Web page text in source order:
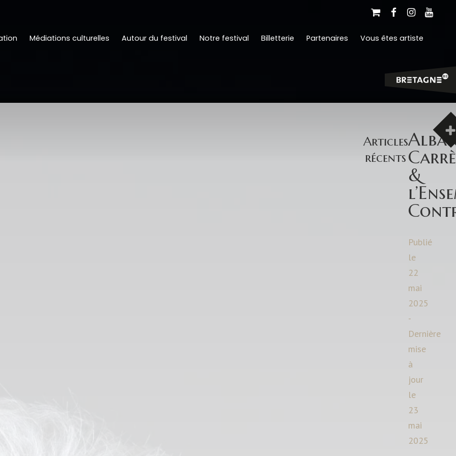
Médiations culturelles Autour du festival Notre festival Billetterie Partenaires Vous êtes artiste
Articles
récents
&
Publié
le
22
mai
2025
-
Dernière
mise
à
jour
le
23
mai
2025